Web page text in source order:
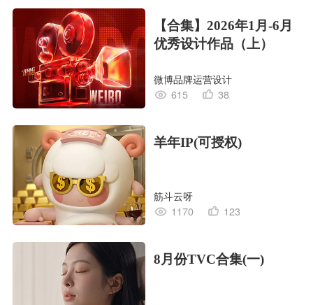
【合集】2026年1月-6月
优秀设计作品（上）
微博品牌运营设计
615
38
羊年IP(可授权)
筋斗云呀
1170
123
8月份TVC合集(一)